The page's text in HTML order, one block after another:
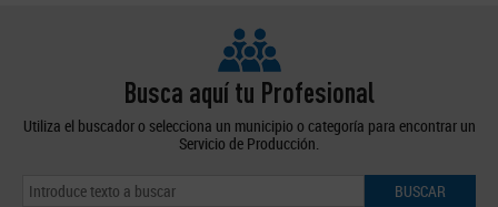
Busca aquí tu Profesional
Utiliza el buscador o selecciona un municipio o categoría para encontrar un
Servicio de Producción.
BUSCAR